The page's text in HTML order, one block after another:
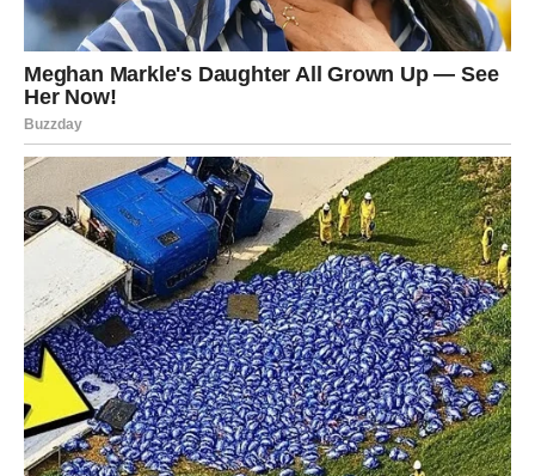
4. Oblikovanje pletenica
Nakon što je tijesto naraslo, prelazi se na njegovo
oblikovanje:
Dijeljenje tijesta:Podijelite naraslo tijesto na 8 do 10
jednakih dijelova.
Oblikovanje traka:Svaki dio oblikujte u duguljastu
traku. Zatim traku preklopite na pola i pažljivo zavrnite
krajeve, čime ćete dobiti karakterističan oblik
pletenice.
Ovaj korak ne samo da utječe na izgled, već i na
ravnomjernu teksturu peciva tijekom pečenja.